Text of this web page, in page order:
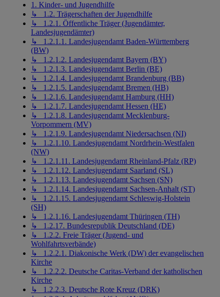
1. Kinder- und Jugendhilfe
↳ 1.2. Trägerschaften der Jugendhilfe
↳ 1.2.1. Öffentliche Träger (Jugendämter,
Landesjugendämter)
↳ 1.2.1.1. Landesjugendamt Baden-Württemberg
(BW)
↳ 1.2.1.2. Landesjugendamt Bayern (BY)
↳ 1.2.1.3. Landesjugendamt Berlin (BE)
↳ 1.2.1.4. Landesjugendamt Brandenburg (BB)
↳ 1.2.1.5. Landesjugendamt Bremen (HB)
↳ 1.2.1.6. Landesjugendamt Hamburg (HH)
↳ 1.2.1.7. Landesjugendamt Hessen (HE)
↳ 1.2.1.8. Landesjugendamt Mecklenburg-
Vorpommern (MV)
↳ 1.2.1.9. Landesjugendamt Niedersachsen (NI)
↳ 1.2.1.10. Landesjugendamt Nordrhein-Westfalen
(NW)
↳ 1.2.1.11. Landesjugendamt Rheinland-Pfalz (RP)
↳ 1.2.1.12. Landesjugendamt Saarland (SL)
↳ 1.2.1.13. Landesjugendamt Sachsen (SN)
↳ 1.2.1.14. Landesjugendamt Sachsen-Anhalt (ST)
↳ 1.2.1.15. Landesjugendamt Schleswig-Holstein
(SH)
↳ 1.2.1.16. Landesjugendamt Thüringen (TH)
↳ 1.2.17. Bundesrepublik Deutschland (DE)
↳ 1.2.2. Freie Träger (Jugend- und
Wohlfahrtsverbände)
↳ 1.2.2.1. Diakonische Werk (DW) der evangelischen
Kirche
↳ 1.2.2.2. Deutsche Caritas-Verband der katholischen
Kirche
↳ 1.2.2.3. Deutsche Rote Kreuz (DRK)